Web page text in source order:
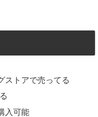
ストアで売ってる
入可能